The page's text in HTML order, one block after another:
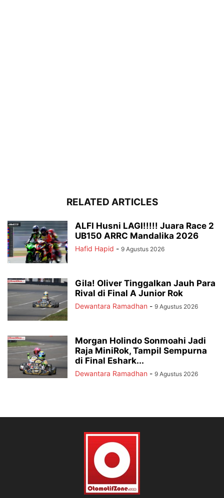
RELATED ARTICLES
ALFI Husni LAGI!!!!! Juara Race 2
UB150 ARRC Mandalika 2026
Hafid Hapid - 9 Agustus 2026
Gila! Oliver Tinggalkan Jauh Para
Rival di Final A Junior Rok
Dewantara Ramadhan - 9 Agustus 2026
Morgan Holindo Sonmoahi Jadi
Raja MiniRok, Tampil Sempurna
di Final Eshark...
Dewantara Ramadhan - 9 Agustus 2026